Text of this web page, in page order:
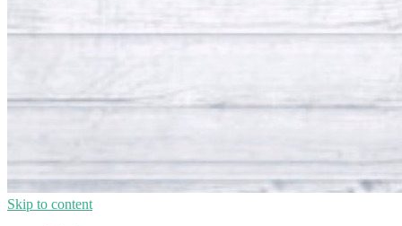
Skip to content